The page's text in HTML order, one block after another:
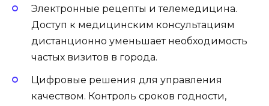
Электронные рецепты и телемедицина.
Доступ к медицинским консультациям
дистанционно уменьшает необходимость
частых визитов в города.
Цифровые решения для управления
качеством. Контроль сроков годности,